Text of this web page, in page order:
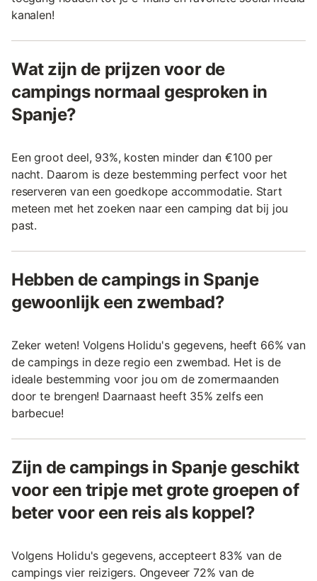
kanalen!
Wat zijn de prijzen voor de
campings normaal gesproken in
Spanje?
Een groot deel, 93%, kosten minder dan €100 per
nacht. Daarom is deze bestemming perfect voor het
reserveren van een goedkope accommodatie. Start
meteen met het zoeken naar een camping dat bij jou
past.
Hebben de campings in Spanje
gewoonlijk een zwembad?
Zeker weten! Volgens Holidu's gegevens, heeft 66% van
de campings in deze regio een zwembad. Het is de
ideale bestemming voor jou om de zomermaanden
door te brengen! Daarnaast heeft 35% zelfs een
barbecue!
Zijn de campings in Spanje geschikt
voor een tripje met grote groepen of
beter voor een reis als koppel?
Volgens Holidu's gegevens, accepteert 83% van de
campings vier reizigers. Ongeveer 72% van de